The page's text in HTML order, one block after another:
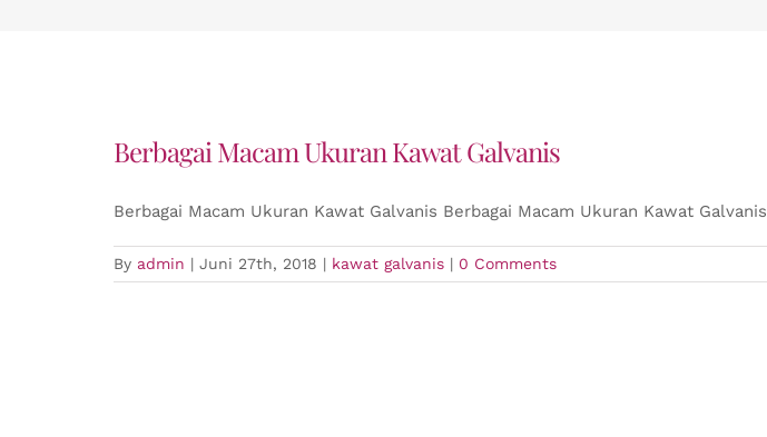
Berbagai Macam Ukuran Kawat Galvanis
Berbagai Macam Ukuran Kawat Galvanis Berbagai Macam Ukuran Kawat Galvanis
By admin | Juni 27th, 2018 | kawat galvanis | 0 Comments